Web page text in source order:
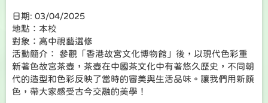
日期: 03/04/2025
地點：本校
對象：高中視藝選修
活動簡介： 參觀「香港故宮文化博物館」後，以現代色彩重
新著色故宮茶壺，茶壺在中國茶文化中有著悠久歷史，不同朝
代的造型和色彩反映了當時的審美與生活品味。讓我們用新顏
色，帶大家感受古今交融的美學！